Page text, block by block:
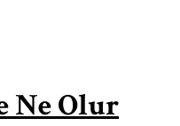
Ne Olur